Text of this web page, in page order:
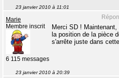
23 janvier 2010 à 11:01
Marie
Membre inscrit
6 115 messages
Merci SD !
la position de la pièce
s'arrête juste dans
23 janvier 2010 à 20:39